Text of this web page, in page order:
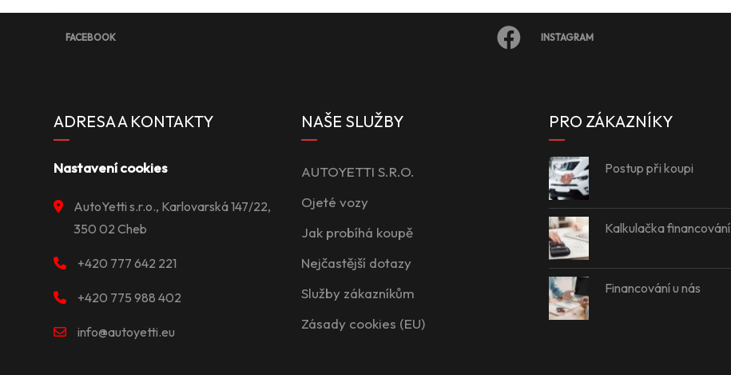
FACEBOOK INSTAGRAM
ADRESA A KONTAKTY
Nastavení cookies
AutoYetti s.r.o., Karlovarská 147/22,
350 02 Cheb
+420 777 642 221
+420 775 988 402
info@autoyetti.eu
NAŠE SLUŽBY
AUTOYETTI S.R.O.
Ojeté vozy
Jak probíhá koupě
Nejčastější dotazy
Služby zákazníkům
Zásady cookies (EU)
PRO ZÁKAZNÍKY
Postup při koupi
Kalkulačka financování
Financování u nás